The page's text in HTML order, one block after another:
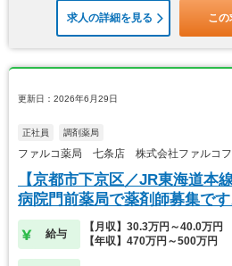
求人の詳細を見る この
更新日：2026年6月29日
正社員 調剤薬局
ファルコ薬局 七条店 株式会社ファルコフ
【京都市下京区／JR東海道
病院門前薬局で薬剤師募集です
給与
【月収】30.3万円～40.0万円
【年収】470万円～500万円